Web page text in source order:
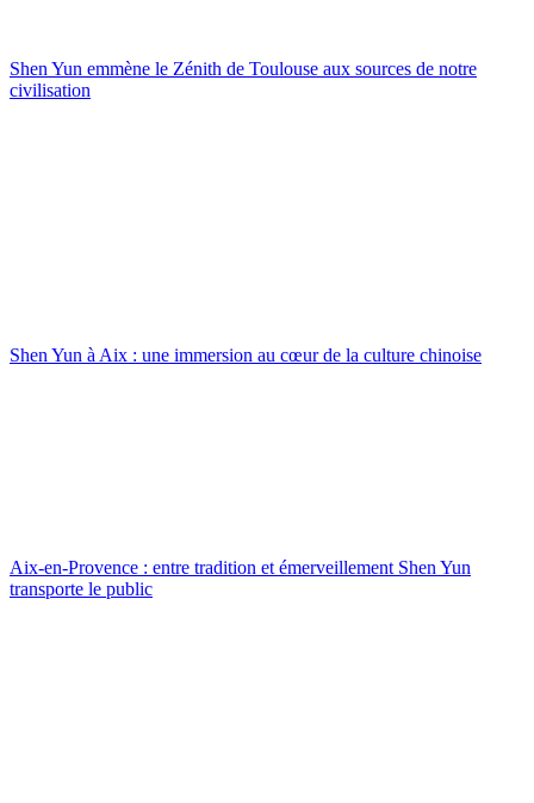
Shen Yun emmène le Zénith de Toulouse aux sources de notre
civilisation
Shen Yun à Aix : une immersion au cœur de la culture chinoise
Aix-en-Provence : entre tradition et émerveillement Shen Yun
transporte le public